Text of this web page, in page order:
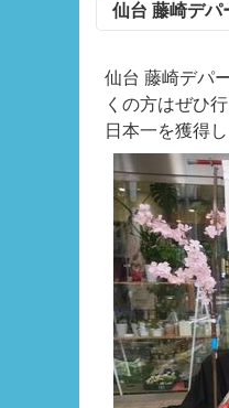
仙台 藤崎デパ
仙台 藤崎デパ
くの方はぜひ
日本一を獲得